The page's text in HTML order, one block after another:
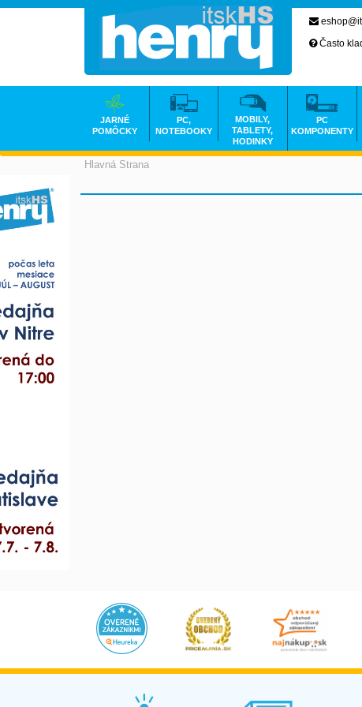
Hlavná Strana
Často
JARNÉ
POMÔCKY
PC,
NOTEBOOKY
MOBILY,
TABLETY,
HODINKY
PC
KOMPONENTY